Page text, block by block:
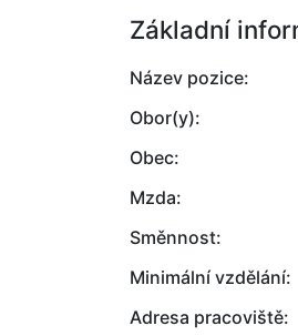
Základní
Název pozice:
Obor(y):
Obec:
Mzda:
Směnnost:
Minimální vzdělání:
Adresa pracoviště: